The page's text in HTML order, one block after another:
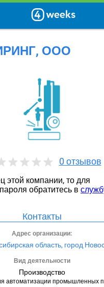
ООО
0 отзывов
этой компании, то для
обратитесь в
Контакты
Адрес организации:
область, город
Вид деятельности
Производство
автоматизации промышленных